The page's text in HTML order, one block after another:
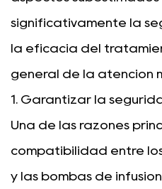
significativamente la
la eficacia del
general de la atención
1. Garantizar la
Una de las razones
compatibilidad entre
y las bombas de